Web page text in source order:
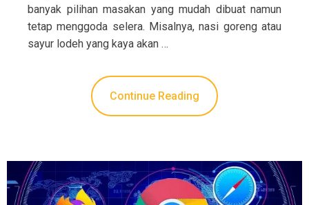
banyak pilihan masakan yang mudah dibuat namun
tetap menggoda selera. Misalnya, nasi goreng atau
sayur lodeh yang kaya akan …
Continue Reading